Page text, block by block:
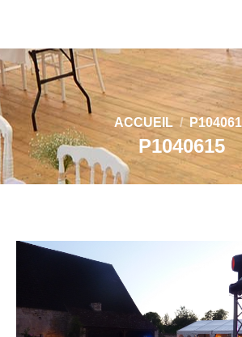
Vous êtes ici :
ACCUEIL
P1040615